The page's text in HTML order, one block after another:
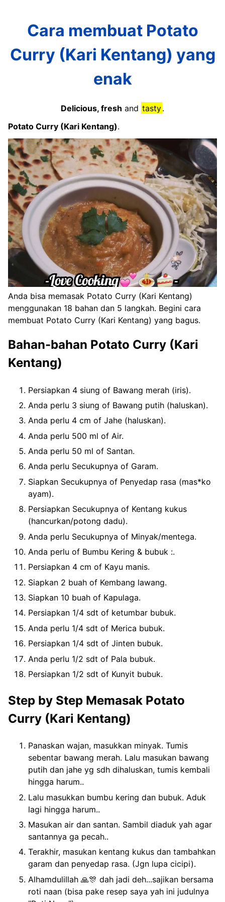
Cara membuat Potato
Curry (Kari Kentang) yang
enak
Delicious, fresh and tasty.
Potato Curry (Kari Kentang).
Anda bisa memasak Potato Curry (Kari Kentang)
menggunakan 18 bahan dan 5 langkah. Begini cara
membuat Potato Curry (Kari Kentang) yang bagus.
Bahan-bahan Potato Curry (Kari
Kentang)
Persiapkan 4 siung of Bawang merah (iris).
Anda perlu 3 siung of Bawang putih (haluskan).
Anda perlu 4 cm of Jahe (haluskan).
Anda perlu 500 ml of Air.
Anda perlu 50 ml of Santan.
Anda perlu Secukupnya of Garam.
Siapkan Secukupnya of Penyedap rasa (mas*ko
ayam).
Persiapkan Secukupnya of Kentang kukus
(hancurkan/potong dadu).
Anda perlu Secukupnya of Minyak/mentega.
Anda perlu of Bumbu Kering & bubuk :.
Persiapkan 4 cm of Kayu manis.
Siapkan 2 buah of Kembang lawang.
Siapkan 10 buah of Kapulaga.
Persiapkan 1/4 sdt of ketumbar bubuk.
Anda perlu 1/4 sdt of Merica bubuk.
Persiapkan 1/4 sdt of Jinten bubuk.
Anda perlu 1/2 sdt of Pala bubuk.
Persiapkan 1/2 sdt of Kunyit bubuk.
Step by Step Memasak Potato
Curry (Kari Kentang)
Panaskan wajan, masukkan minyak. Tumis
sebentar bawang merah. Lalu masukan bawang
putih dan jahe yg sdh dihaluskan, tumis kembali
hingga harum..
Lalu masukkan bumbu kering dan bubuk. Aduk
lagi hingga harum..
Masukan air dan santan. Sambil diaduk yah agar
santannya ga pecah..
Terakhir, masukan kentang kukus dan tambahkan
garam dan penyedap rasa. (Jgn lupa cicipi).
Alhamdulillah 🙏🎊 dah jadi deh...sajikan bersama
roti naan (bisa pake resep saya yah ini judulnya